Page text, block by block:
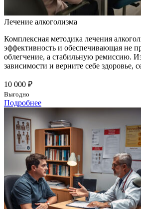
Лечение алкоголизма
Комплексная методика лечения
эффективность и обеспечивающая не
облегчение, а стабильную ремиссию.
зависимости и верните себе здоровье,
10 000 ₽
Выгодно
Подробнее